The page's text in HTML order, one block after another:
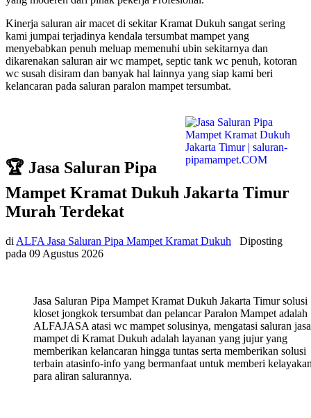
Kinerja saluran air macet di sekitar Kramat Dukuh sangat sering
kami jumpai terjadinya kendala tersumbat mampet yang
menyebabkan penuh meluap memenuhi ubin sekitarnya dan
dikarenakan saluran air wc mampet, septic tank wc penuh, kotoran
wc susah disiram dan banyak hal lainnya yang siap kami beri
kelancaran pada saluran paralon mampet tersumbat.
🏆 Jasa Saluran Pipa
Mampet Kramat Dukuh Jakarta Timur
Murah Terdekat
di ALFA Jasa Saluran Pipa Mampet Kramat Dukuh
Diposting
pada 09 Agustus 2026
Jasa Saluran Pipa Mampet Kramat Dukuh Jakarta Timur solusi
kloset jongkok tersumbat dan pelancar Paralon Mampet adalah
ALFAJASA atasi wc mampet solusinya, mengatasi saluran jasa
mampet di Kramat Dukuh adalah layanan yang jujur yang
memberikan kelancaran hingga tuntas serta memberikan solusi
terbain atasinfo-info yang bermanfaat untuk memberi
para aliran salurannya.